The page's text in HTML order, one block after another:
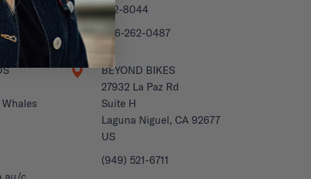
702-8044
086-262-0487
BEYOND BIKES
27932 La Paz Rd
Suite H
Laguna Niguel, CA 92677
US
(949) 521-6711